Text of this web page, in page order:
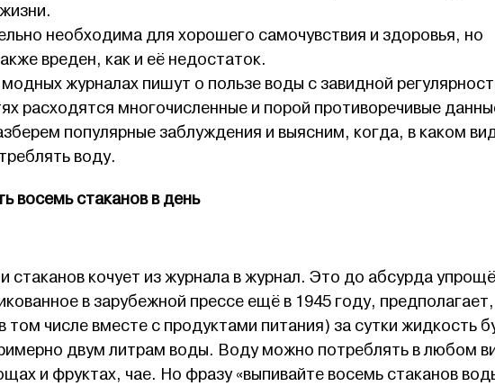
необходима для хорошего самочувствия и здоровья, но
вреден, как и её недостаток.
журналах пишут о пользе воды с завидной
расходятся многочисленные и порой противоречивые
популярные заблуждения и выясним, когда, в каком
воду.
восемь стаканов в день
стаканов кочует из журнала в журнал. Это до абсурда
в зарубежной прессе ещё в 1945 году,
том числе вместе с продуктами питания) за сутки жидкость
двум литрам воды. Воду можно потреблять в любом
и фруктах, чае. Но фразу «выпивайте восемь стаканов